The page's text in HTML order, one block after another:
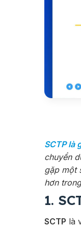
SCTP là
chuyển
gặp một
hơn
1.
SCTP là